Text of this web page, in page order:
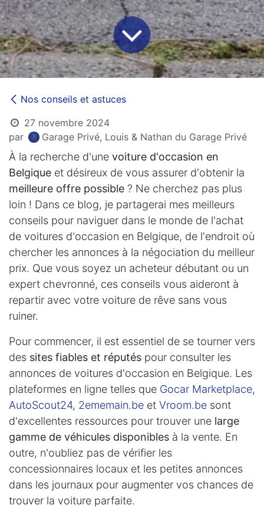
Nos conseils et astuces
27 novembre 2024
par
Garage Privé, Louis & Nathan du Garage Privé
À la recherche d'une voiture d'occasion en
Belgique et désireux de vous assurer d'obtenir la
meilleure offre possible ? Ne cherchez pas plus
loin ! Dans ce blog, je partagerai mes meilleurs
conseils pour naviguer dans le monde de l'achat
de voitures d'occasion en Belgique, de l'endroit où
chercher les annonces à la négociation du meilleur
prix. Que vous soyez un acheteur débutant ou un
expert chevronné, ces conseils vous aideront à
repartir avec votre voiture de rêve sans vous
ruiner.
Pour commencer, il est essentiel de se tourner vers
des sites fiables et réputés pour consulter les
annonces de voitures d'occasion en Belgique. Les
plateformes en ligne telles que Gocar Marketplace,
AutoScout24, 2ememain.be et Vroom.be sont
d'excellentes ressources pour trouver une large
gamme de véhicules disponibles à la vente. En
outre, n'oubliez pas de vérifier les
concessionnaires locaux et les petites annonces
dans les journaux pour augmenter vos chances de
trouver la voiture parfaite.